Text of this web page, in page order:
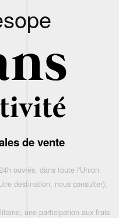
de vente
ouvrés, dans toute l'Union
destination, nous consulter),
une participation aux frais